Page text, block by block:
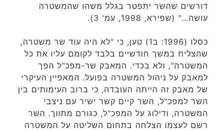
דורשים שהשר יתפטר בגלל משהו שהמשטרה
עושה…" (שפירא, 1998, עמ' 3).
כסלו (1996: ב1) טען, כי "לא היה עוד שר משטרה,
שהצליח במשך חודשיים בלבד לקומם עליו את כל
המשטרה", ולא בכדי. המאבק שר-מפכ"ל הפך
למאבק על ניהול המשטרה בפועל. המאפיין העיקרי
של מאבק זה הייתה העובדה, כי ברוב העימותים בין
השר למפכ"ל, השר קיים קשר ישיר עם ניצבי
המשטרה, ודילוג על המפכ"ל, כגורם מתווך. השר
רשם לעצמו הצלחה בתחום השליטה על המשטרה